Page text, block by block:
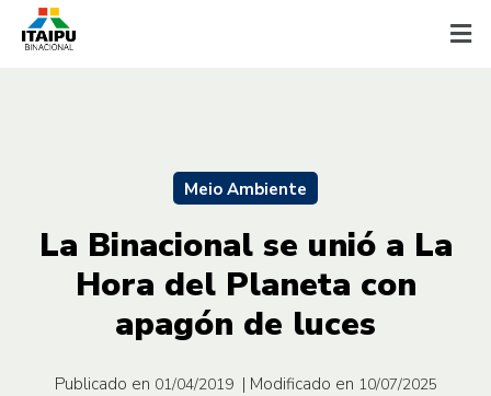
Meio Ambiente
La Binacional se unió a La
Hora del Planeta con
apagón de luces
Publicado en 01/04/2019 | Modificado en 10/07/2025